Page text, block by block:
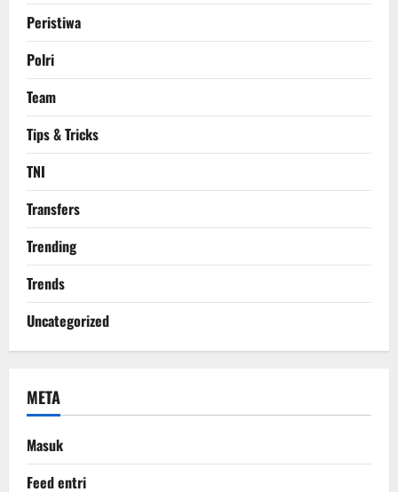
Peristiwa
Polri
Team
Tips & Tricks
TNI
Transfers
Trending
Trends
Uncategorized
META
Masuk
Feed entri